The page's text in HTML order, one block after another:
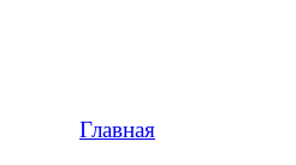
Главная